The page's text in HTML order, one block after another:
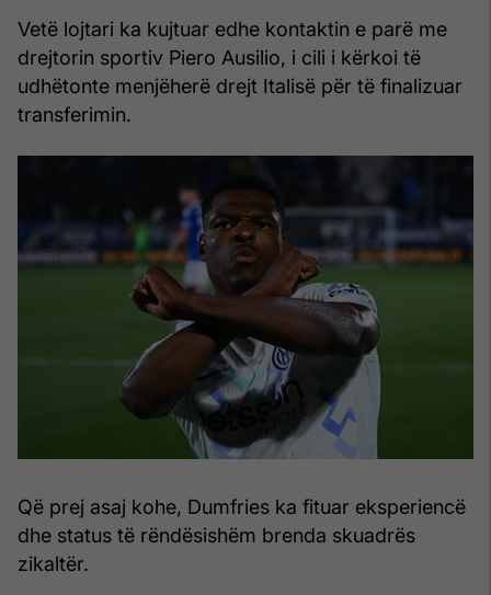
Vetë lojtari ka kujtuar edhe kontaktin e parë me
drejtorin sportiv Piero Ausilio, i cili i kërkoi të
udhëtonte menjëherë drejt Italisë për të finalizuar
transferimin.
Që prej asaj kohe, Dumfries ka fituar eksperiencë
dhe status të rëndësishëm brenda skuadrës
zikaltër.